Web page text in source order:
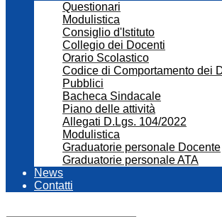
Questionari
Modulistica
Consiglio d'Istituto
Collegio dei Docenti
Orario Scolastico
Codice di Comportamento dei
Pubblici
Bacheca Sindacale
Piano delle attività
Allegati D.Lgs. 104/2022
Modulistica
Graduatorie personale Docente
Graduatorie personale ATA
News
Contatti